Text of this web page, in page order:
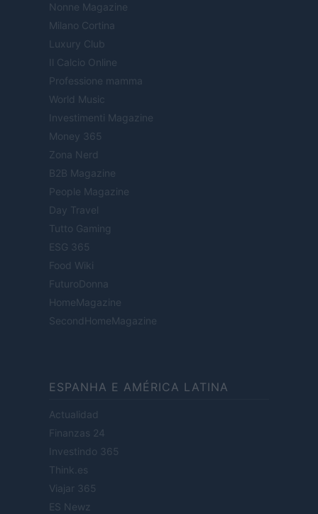
Nonne Magazine
Milano Cortina
Luxury Club
Il Calcio Online
Professione mamma
World Music
Investimenti Magazine
Money 365
Zona Nerd
B2B Magazine
People Magazine
Day Travel
Tutto Gaming
ESG 365
Food Wiki
FuturoDonna
HomeMagazine
SecondHomeMagazine
ESPANHA E AMÉRICA LATINA
Actualidad
Finanzas 24
Investindo 365
Think.es
Viajar 365
ES Newz